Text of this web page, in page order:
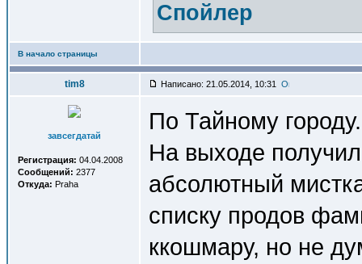
Спойлер
В начало страницы
tim8 Написано: 21.05.2014, 10:31
завсегдатай
Регистрация: 04.04.2008
Сообщений: 2377
Откуда: Praha
По Тайному городу.
На выходе
абсолютный
списку продов
ккошмару, но не